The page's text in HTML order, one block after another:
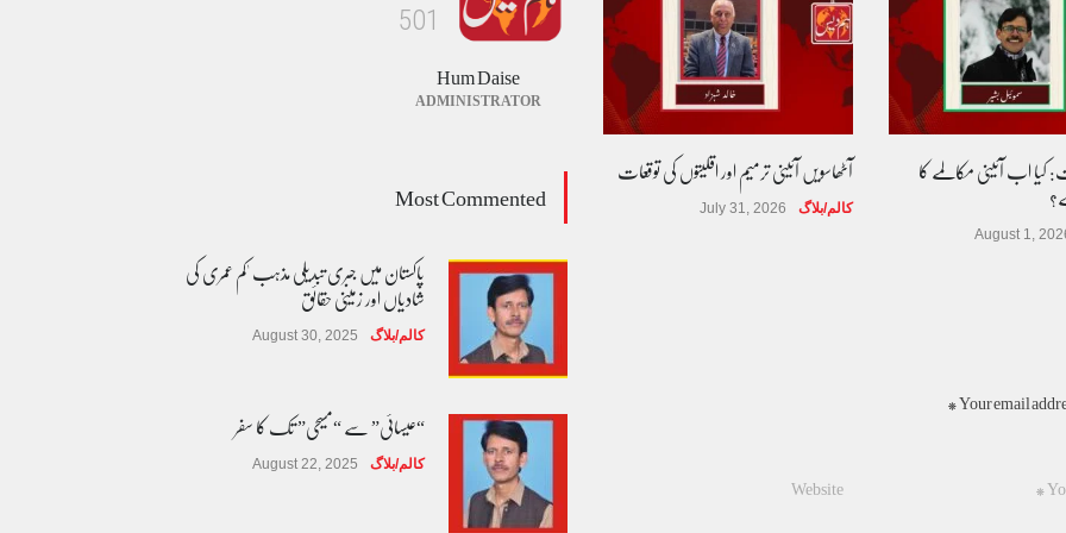
آٹھاسویں آئینی ترمیم اور اقلیتوں کی توقعات
کالم/بلاگ July 31, 2026
اب آئینی مکالمے کا
August 1,
Your email
1
0
5
Hum Daise
ADMINISTRATOR
Most Commented
پاکستان میں جبری تبدیلی مذہب 'کم عمری کی
شادیاں اور زمینی حقائق
کالم/بلاگ August 30, 2025
“عیسائی” سے “مسیحی” تک کا سفر
کالم/بلاگ August 22, 2025